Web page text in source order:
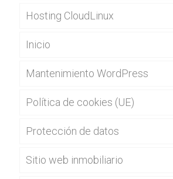
Hosting CloudLinux
Inicio
Mantenimiento WordPress
Política de cookies (UE)
Protección de datos
Sitio web inmobiliario